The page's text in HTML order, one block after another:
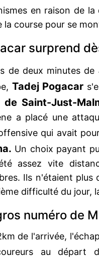
en raison de
la course pour se
surprend
de deux minutes de
Tadej Pogacar
de Saint-Just-
a placé une
qui avait
Un choix payant
assez vite
Ils n'étaient plus
difficulté du jour,
numéro de
de l'arrivée,
au départ